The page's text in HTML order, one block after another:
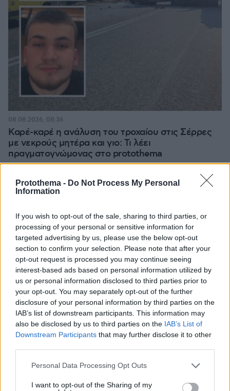
Protothema - Do Not Process My Personal
Information
If you wish to opt-out of the sale, sharing to third parties, or
processing of your personal or sensitive information for
targeted advertising by us, please use the below opt-out
section to confirm your selection. Please note that after your
opt-out request is processed you may continue seeing
interest-based ads based on personal information utilized by
us or personal information disclosed to third parties prior to
your opt-out. You may separately opt-out of the further
disclosure of your personal information by third parties on the
IAB’s list of downstream participants. This information may
also be disclosed by us to third parties on the IAB’s List of
Downstream Participants that may further disclose it to other
Please note that this website/app uses one or more Google
not limited to your visit or usage behaviour. You may click to
Personal Data Processing Opt Outs
I want to opt-out of the Sharing of my
Καρέ-καρέ η ανάλυση του τροχαίου στις Σέρρες
με νεκρούς μητέρα και γιο: Τι λέει
πραγματογνώμονας στο protothema
08.08.2026, 08:36
«Πόσα θέλεις για το κορίτσι;»:
Τουρίστας στην Κρήτη ζητά... τιμή για
καταγγέλλει ο ιδιοκτήτης επιχείρησης
07.08.2026, 18:22 419
Ο «Δράκος» του Λονδίνου: 40χρονος
με προβλήματα όρασης σκότωνε και
βίαζε γυναίκες, η αστυνομία τον είχε
συλλάβει και τον άφησε ελεύθερο
07.08.2026, 22:54
Χωροταξικό για τον τουρισμό: Οι νέοι
κανόνες για επενδύσεις, Airbnb και
εκτός σχεδίου δόμηση